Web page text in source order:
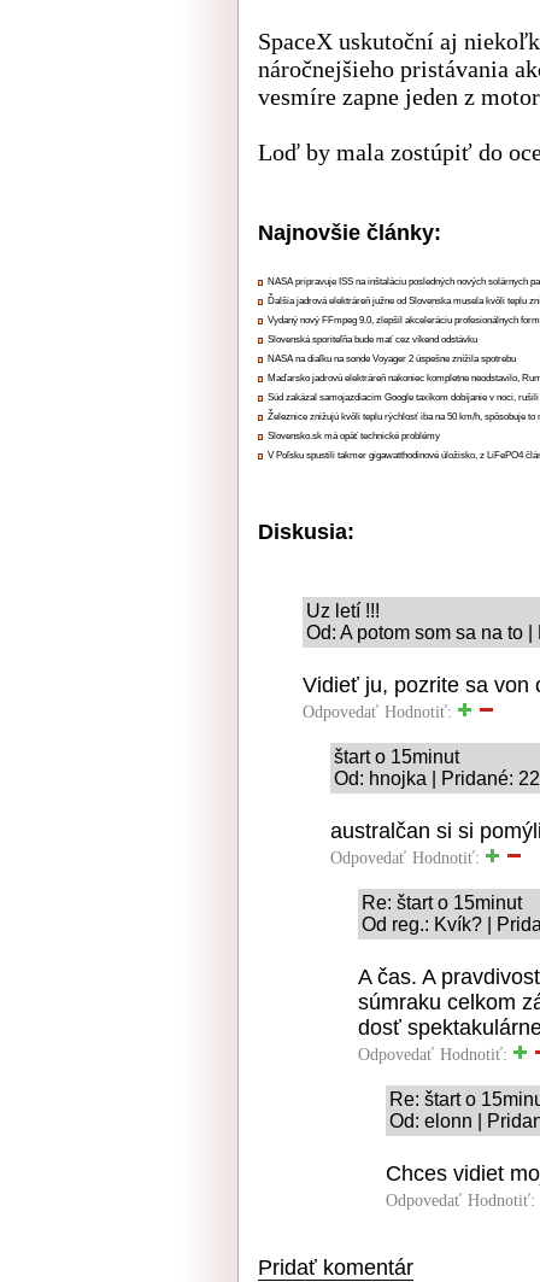
SpaceX uskutoční aj
náročnejšieho pristávania
vesmíre zapne jeden z
Loď by mala zostúpiť do
Najnovšie články:
NASA pripravuje ISS na inštaláciu posledných nových solárnych
Ďalšia jadrová elektráreň južne od Slovenska musela kvôli teplu
Vydaný nový FFmpeg 9.0, zlepšil akceleráciu profesionálnych
Slovenská sporiteľňa bude mať cez víkend odstávku
NASA na diaľku na sonde Voyager 2 úspešne znížila spotrebu
Maďarsko jadrovú elektráreň nakoniec kompletne neodstavilo,
Súd zakázal samojazdiacim Google taxíkom dobíjanie v noci,
Železnice znižujú kvôli teplu rýchlosť iba na 50 km/h, spôsobuje to
Slovensko.sk má opäť technické problémy
V Poľsku spustili takmer gigawatthodinové úložisko, z LiFePO4
Diskusia:
Uz letí !!!
Od: A potom som sa na to
Vidieť ju, pozrite sa von
Odpovedať Hodnotiť:
štart o 15minut
Od: hnojka | Pridané:
australčan si si
Odpovedať Hodnotiť:
Re: štart o 15minut
Od reg.: Kvík? |
A čas. A
súmraku celkom
dosť
Odpovedať Hodnotiť:
Re: štart o
Od: elonn |
Chces vidiet
Odpovedať Hodnotiť:
Pridať komentár